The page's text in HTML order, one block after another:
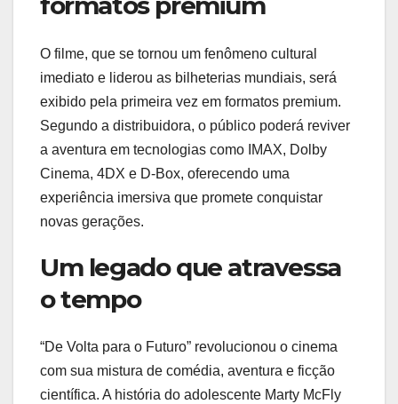
O filme, que se tornou um fenômeno cultural
imediato e liderou as bilheterias mundiais, será
exibido pela primeira vez em formatos premium.
Segundo a distribuidora, o público poderá reviver
a aventura em tecnologias como IMAX, Dolby
Cinema, 4DX e D-Box, oferecendo uma
experiência imersiva que promete conquistar
novas gerações.
Um legado que atravessa
o tempo
“De Volta para o Futuro” revolucionou o cinema
com sua mistura de comédia, aventura e ficção
científica. A história do adolescente Marty McFly